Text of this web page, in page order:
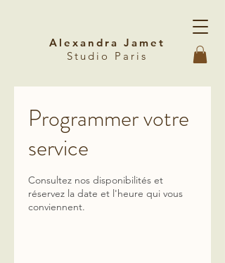
Alexandra Jamet
Studio Paris
Programmer votre
service
Consultez nos disponibilités et
réservez la date et l'heure qui vous
conviennent.